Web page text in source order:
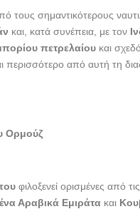
τους σημαντικότερους
και, κατά συνέπεια, με τον
πετρελαίου και
περισσότερο από αυτή τη
Ορμούζ
φιλοξενεί ορισμένες από
Αραβικά Εμιράτα και